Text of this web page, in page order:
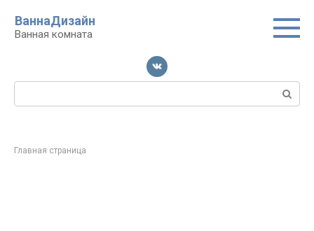
контенту
ВаннаДизайн
Ванная комната
Поиск:
Главная страница